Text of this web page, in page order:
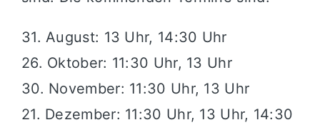
31. August: 13 Uhr, 14:30 Uhr
26. Oktober: 11:30 Uhr, 13 Uhr
30. November: 11:30 Uhr, 13 Uhr
21. Dezember: 11:30 Uhr, 13 Uhr, 14:30